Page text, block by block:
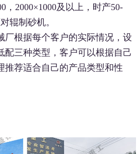
，2000×1000及以上，时产50-
辊制砂机。
厂根据每个客户的实际情况，设
配三种类型，客户可以根据自己
推荐适合自己的产品类型和性